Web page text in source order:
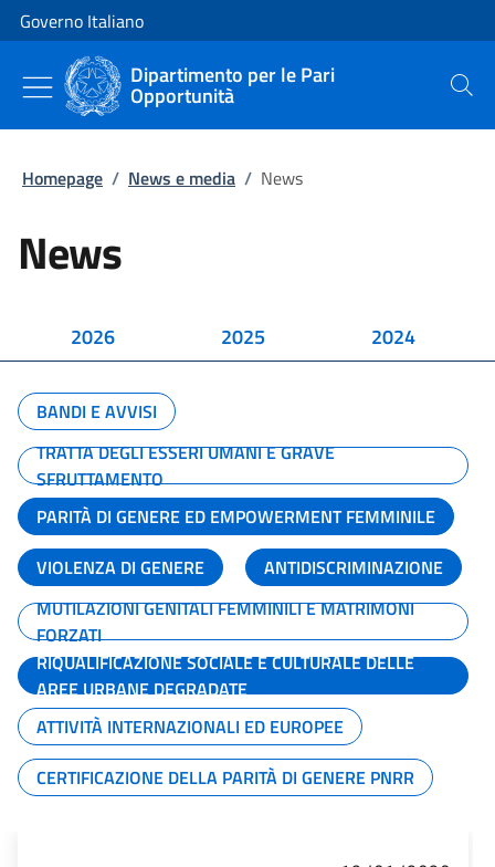
Vai al contenuto
Vai alla navigazione del sito
Governo Italiano
Dipartimento per le Pari
Opportunità Cerca
Homepage / News e media / News
News
2026 2025 2024
BANDI E AVVISI
TRATTA DEGLI ESSERI UMANI E GRAVE
SFRUTTAMENTO
PARITÀ DI GENERE ED EMPOWERMENT FEMMINILE
VIOLENZA DI GENERE
ANTIDISCRIMINAZIONE
MUTILAZIONI GENITALI FEMMINILI E MATRIMONI
FORZATI
RIQUALIFICAZIONE SOCIALE E CULTURALE DELLE
AREE URBANE DEGRADATE
ATTIVITÀ INTERNAZIONALI ED EUROPEE
CERTIFICAZIONE DELLA PARITÀ DI GENERE PNRR